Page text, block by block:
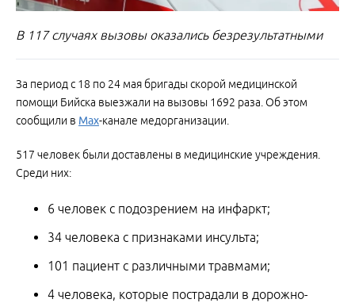
В 117 случаях вызовы оказались безрезультатными
За период с 18 по 24 мая бригады скорой медицинской
помощи Бийска выезжали на вызовы 1692 раза. Об этом
сообщили в Мах-канале медорганизации.
517 человек были доставлены в медицинские учреждения.
Среди них:
6 человек с подозрением на инфаркт;
34 человека с признаками инсульта;
101 пациент с различными травмами;
4 человека, которые пострадали в дорожно-